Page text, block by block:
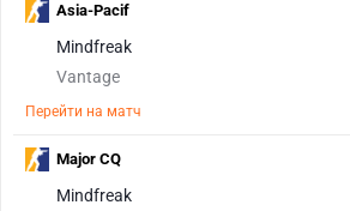
Mindfreak
Vantage
Перейти на матч
Asia-Pacif
Mindfreak
Major CQ